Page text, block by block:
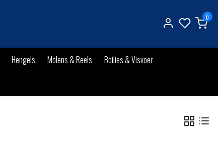
0
Hengels Molens & Reels
Boilies & Visvoer